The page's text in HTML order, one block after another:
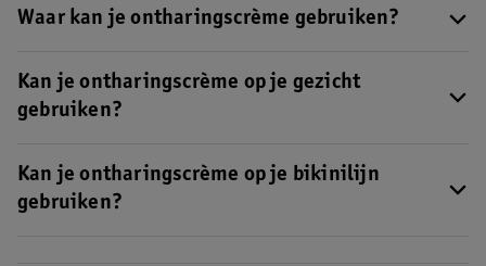
ontharingscrème voor de gevoelige huid.
Waar kan je ontharingscrème gebruiken?
armen, oksels en bikinilijn. Ook kan je er je rug of borst mee
ontharen. Er zijn ook speciale ontharingscrèmes beschikbaar
Kan je ontharingscrème op je gezicht
gebruiken?
ontwikkeld voor het gebruik op je gezicht.
Kan je ontharingscrème op je bikinilijn
gebruiken?